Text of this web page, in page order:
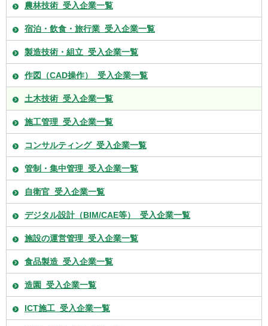
農林技術_受入企業一覧
宿泊・飲食・旅行業_受入企業一覧
製造技術・組立_受入企業一覧
作図（CAD操作）_受入企業一覧
土木技術_受入企業一覧
施工管理_受入企業一覧
コンサルティング_受入企業一覧
管制・集中管理_受入企業一覧
自衛官_受入企業一覧
デジタル設計（BIM/CAE等）_受入企業一覧
施設の運営管理_受入企業一覧
食品製造_受入企業一覧
造園_受入企業一覧
ICT施工_受入企業一覧